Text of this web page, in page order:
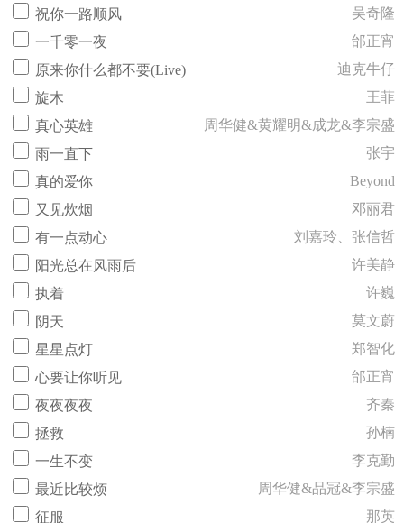
祝你一路顺风
吴奇隆
一千零一夜
邰正宵
原来你什么都不要(Live)
迪克牛仔
旋木
王菲
真心英雄
周华健&黄耀明&成龙&李宗盛
雨一直下
张宇
真的爱你
Beyond
又见炊烟
邓丽君
有一点动心
刘嘉玲、张信哲
阳光总在风雨后
许美静
执着
许巍
阴天
莫文蔚
星星点灯
郑智化
心要让你听见
邰正宵
夜夜夜夜
齐秦
拯救
孙楠
一生不变
李克勤
最近比较烦
周华健&品冠&李宗盛
征服
那英